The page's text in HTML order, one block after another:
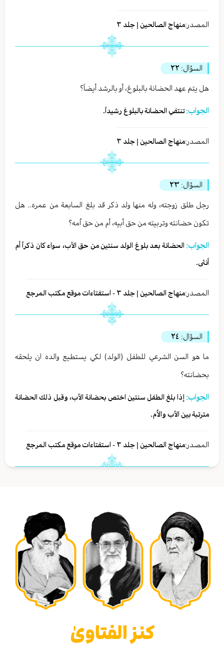
المصدر:منهاج الصالحين | جلد ٣
السؤال: ٢٢
هل يتم عهد الحضانة بالبلوغ، أو بالرشد أيضاً؟
الجواب:تنتفي الحضانة بالبلوغ رشيداً.
المصدر:منهاج الصالحين | جلد ٣
السؤال: ٢٣
رجل طلق زوجته، وله منها ولد ذكر قد بلغ السابعة من عمره.. هل
تكون حضانته وتربيته من حق أبيه، أم من حق اُمه؟
الجواب: الحضانة بعد بلوغ الولد سنتين من حق الأب، سواء كان ذكراً أم
أنثى.
المصدر:منهاج الصالحين | جلد ٣ - استفتاءات موقع مكتب المرجع
السؤال: ٢٤
ما هو السن الشرعي للطفل (الولد) لكي يستطيع والده ان يلحقه
بحضانته؟
الجواب: إذا بلغ الطفل سنتين اختص بحضانة الأب، وقبل ذلك الحضانة
مترتبة بين الأب والاُم.
المصدر:منهاج الصالحين | جلد ٣ - استفتاءات موقع مكتب المرجع
كنز الفتاوىٰ